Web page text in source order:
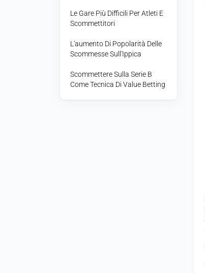
Le Gare Più Difficili Per Atleti E
Scommettitori
L'aumento Di Popolarità Delle
Scommesse Sull'Ippica
Scommettere Sulla Serie B
Come Tecnica Di Value Betting